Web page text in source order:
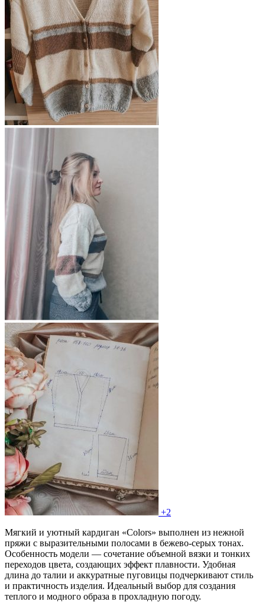
+2
Мягкий и уютный кардиган «Colors» выполнен из нежной
пряжи с выразительными полосами в бежево-серых тонах.
Особенность модели — сочетание объемной вязки и тонких
переходов цвета, создающих эффект плавности. Удобная
длина до талии и аккуратные пуговицы подчеркивают стиль
и практичность изделия. Идеальный выбор для создания
теплого и модного образа в прохладную погоду.